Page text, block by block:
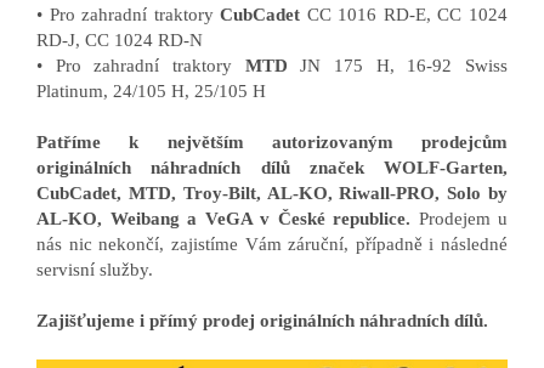
• Pro zahradní traktoryCubCadet CC 1016 RD-E, CC 1024
RD-J, CC 1024 RD-N
• Pro zahradní traktory MTD JN 175 H, 16-92 Swiss
Platinum, 24/105 H, 25/105 H
Patříme k největším autorizovaným prodejcům
originálních náhradních dílů značek WOLF-Garten,
CubCadet, MTD, Troy-Bilt, AL-KO, Riwall-PRO, Solo by
AL-KO, Weibang a VeGA v České republice. Prodejem u
nás nic nekončí, zajistíme Vám záruční, případně i následné
servisní služby.
Zajišťujeme i přímý prodej originálních náhradních dílů.